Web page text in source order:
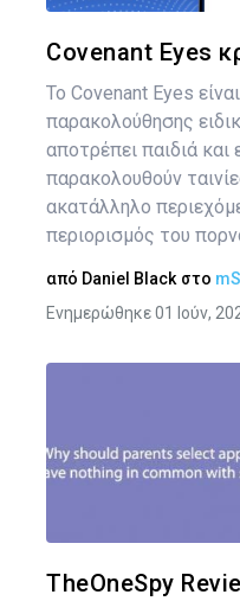
Covenant Eyes
Το Covenant Eyes
παρακολούθησης
αποτρέπει παιδιά και
παρακολουθούν
ακατάλληλο
περιορισμός του
από Daniel Black στο
Ενημερώθηκε 01 Ιούν,
TheOneSpy